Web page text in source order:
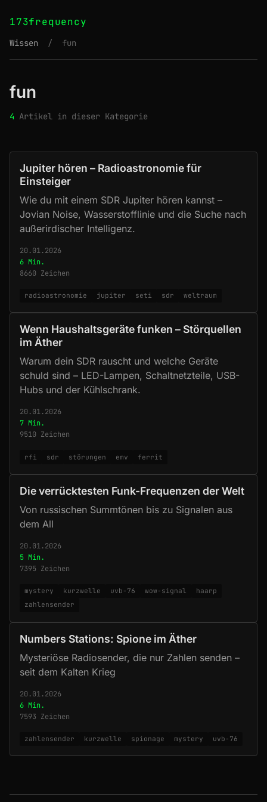
173frequency
Wissen / fun
fun
4 Artikel in dieser Kategorie
Jupiter hören – Radioastronomie für
Einsteiger
Wie du mit einem SDR Jupiter hören kannst –
Jovian Noise, Wasserstofflinie und die Suche nach
außerirdischer Intelligenz.
20.01.2026
6 Min.
8660 Zeichen
radioastronomie jupiter seti sdr weltraum
Wenn Haushaltsgeräte funken – Störquellen
im Äther
Warum dein SDR rauscht und welche Geräte
schuld sind – LED-Lampen, Schaltnetzteile, USB-
Hubs und der Kühlschrank.
20.01.2026
7 Min.
9510 Zeichen
rfi sdr störungen emv ferrit
Die verrücktesten Funk-Frequenzen der Welt
Von russischen Summtönen bis zu Signalen aus
dem All
20.01.2026
5 Min.
7395 Zeichen
mystery kurzwelle uvb-76 wow-signal
haarp
zahlensender
Numbers Stations: Spione im Äther
Mysteriöse Radiosender, die nur Zahlen senden –
seit dem Kalten Krieg
20.01.2026
6 Min.
7593 Zeichen
zahlensender kurzwelle spionage mystery uvb-76